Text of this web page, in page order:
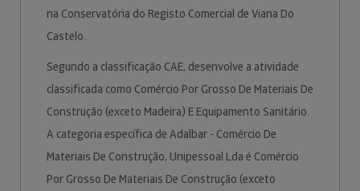
na Conservatória do Registo Comercial de Viana Do
Castelo.
Segundo a classificação CAE, desenvolve a atividade
classificada como Comércio Por Grosso De Materiais De
Construção (exceto Madeira) E Equipamento Sanitário.
A categoria específica de Adalbar - Comércio De
Materiais De Construção, Unipessoal Lda é Comércio
Por Grosso De Materiais De Construção (exceto